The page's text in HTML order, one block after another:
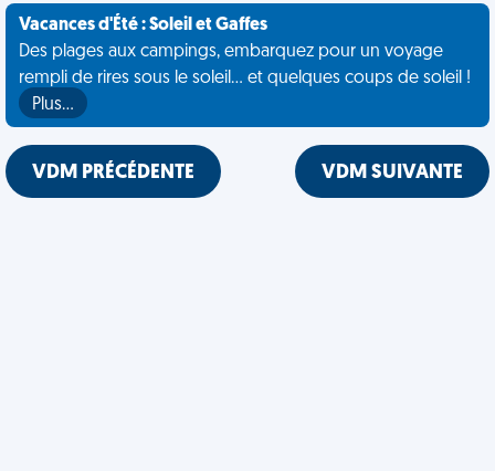
Vacances d'Été : Soleil et Gaffes
Des plages aux campings, embarquez pour un voyage
rempli de rires sous le soleil... et quelques coups de soleil !
Plus…
VDM PRÉCÉDENTE VDM SUIVANTE